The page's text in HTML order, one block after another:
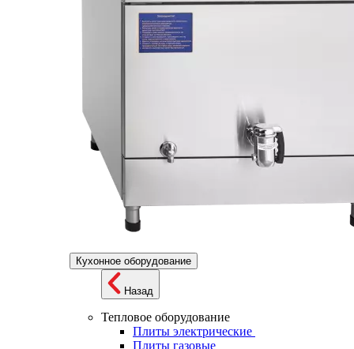
Кухонное оборудование
Назад
Тепловое оборудование
Плиты электрические
Плиты газовые